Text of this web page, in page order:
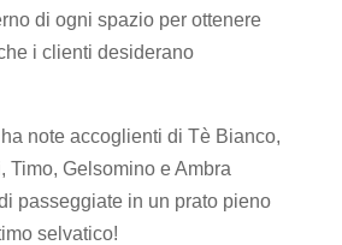
di ogni spazio per ottenere
i clienti desiderano
ha note accoglienti di Tè Bianco,
Timo, Gelsomino e Ambra
passeggiate in un prato pieno
selvatico!